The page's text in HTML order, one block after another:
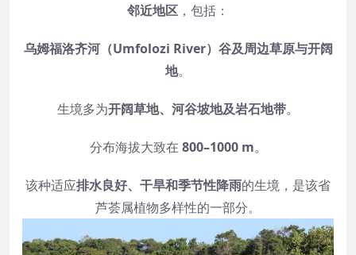
邻近地区 ，包括：
乌姆福洛齐河（Umfolozi River）谷及周边草原与开阔
地。
生境多为开阔草地、河谷坡地及岩石地带。
分布海拔大致在 800–1000 m。
该种适应排水良好、干旱和季节性降雨的生境，是该省
芦荟属植物多样性的一部分。